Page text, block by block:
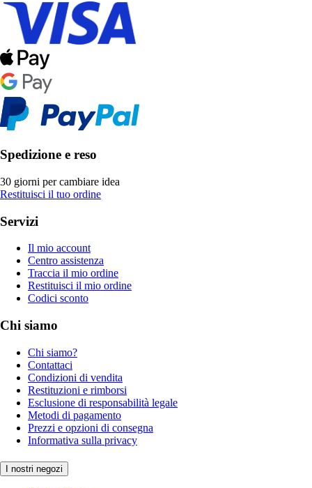
Spedizione e reso
30 giorni per cambiare idea
Restituisci il tuo ordine
Servizi
Il mio account
Centro assistenza
Traccia il mio ordine
Restituisci il mio ordine
Codici sconto
Chi siamo
Chi siamo?
Contattaci
Condizioni di vendita
Restituzioni e rimborsi
Esclusione di responsabilità legale
Metodi di pagamento
Prezzi e opzioni di consegna
Informativa sulla privacy
I nostri negozi